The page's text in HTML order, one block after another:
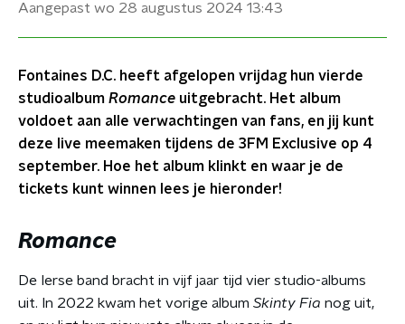
Aangepast wo 28 augustus 2024 13:43
Fontaines D.C. heeft afgelopen vrijdag hun vierde
studioalbum Romance uitgebracht. Het album
voldoet aan alle verwachtingen van fans, en jij kunt
deze live meemaken tijdens de 3FM Exclusive op 4
september. Hoe het album klinkt en waar je de
tickets kunt winnen lees je hieronder!
Romance
De Ierse band bracht in vijf jaar tijd vier studio-albums
uit. In 2022 kwam het vorige album Skinty Fia nog uit,